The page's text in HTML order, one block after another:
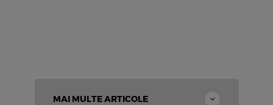
MAI MULTE ARTICOLE